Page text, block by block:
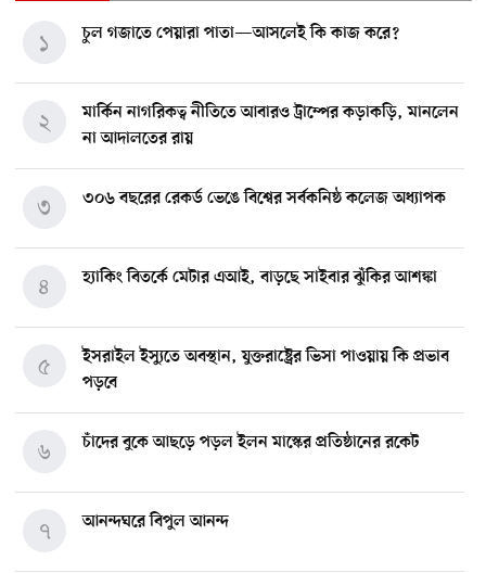
চুল গজাতে পেয়ারা পাতা—আসলেই কি কাজ করে?
১
মার্কিন নাগরিকত্ব নীতিতে আবারও ট্রাম্পের কড়াকড়ি, মানলেন
না আদালতের রায়
২
৩০৬ বছরের রেকর্ড ভেঙে বিশ্বের সর্বকনিষ্ঠ কলেজ অধ্যাপক
৩
হ্যাকিং বিতর্কে মেটার এআই, বাড়ছে সাইবার ঝুঁকির আশঙ্কা
৪
ইসরাইল ইস্যুতে অবস্থান, যুক্তরাষ্ট্রের ভিসা পাওয়ায় কি প্রভাব
পড়বে
৫
চাঁদের বুকে আছড়ে পড়ল ইলন মাস্কের প্রতিষ্ঠানের রকেট
৬
আনন্দঘরে বিপুল আনন্দ
৭